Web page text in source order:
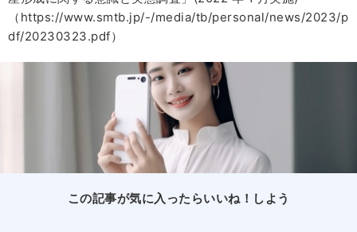
（https://www.smtb.jp/-/media/tb/personal/news/2023/p
df/20230323.pdf）
この記事が気に入ったらいいね！しよう